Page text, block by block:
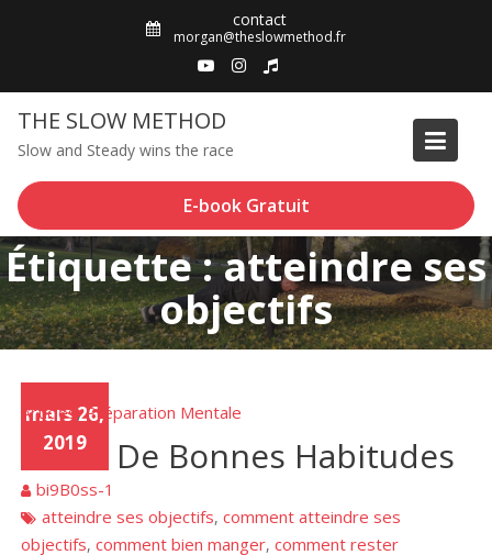
contact
morgan@theslowmethod.fr
THE SLOW METHOD
Slow and Steady wins the race
E-book Gratuit
Étiquette : atteindre ses
objectifs
mars 26,
2019
Articles ,Préparation Mentale
Créer De Bonnes Habitudes
bi9B0ss-1
atteindre ses objectifs,comment atteindre ses
objectifs,comment bien manger,comment rester